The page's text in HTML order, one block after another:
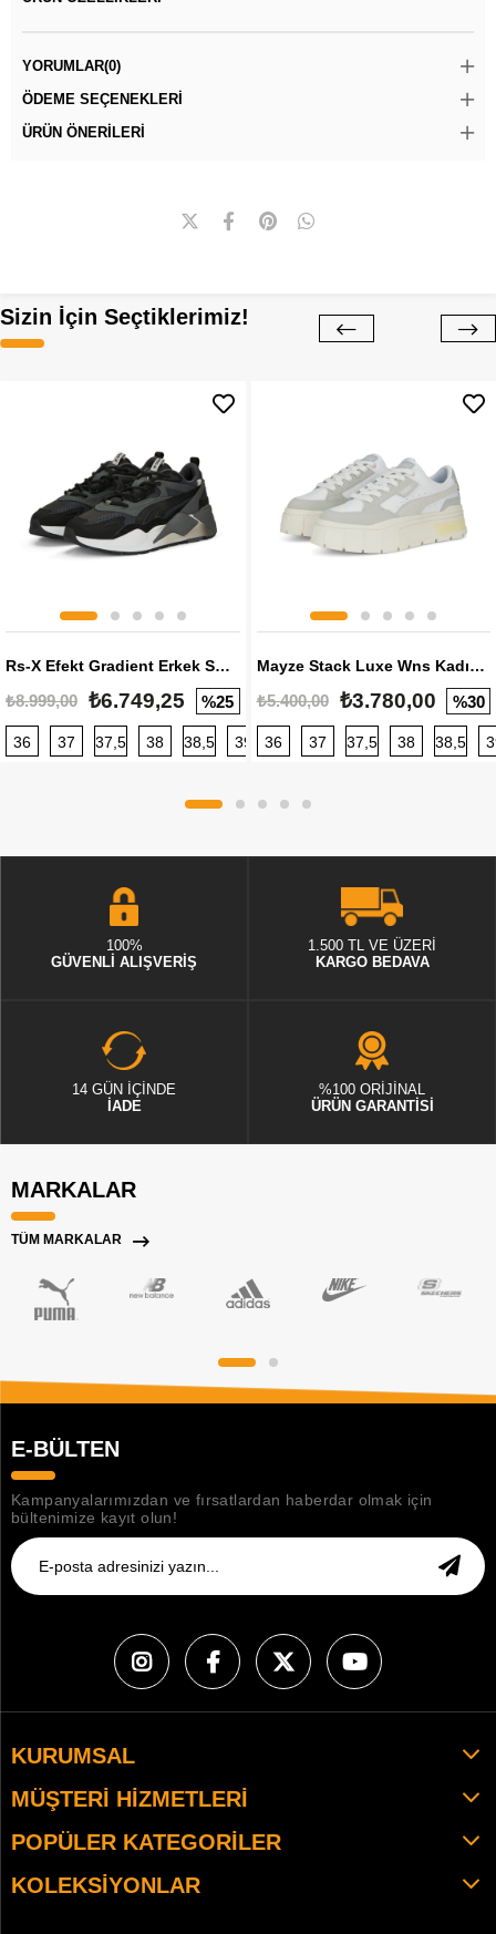
YORUMLAR(0)
ÖDEME SEÇENEKLERI
ÜRÜN ÖNERILERI
Sizin İçin Seçtiklerimiz!
Rs-X Efekt Gradient Erkek Sneaker
₺8.999,00 ₺6.749,25 %25
36 37 37,5 38 38,5 39 40 40,5 41 42 42,5
Mayze Stack Luxe Wns Kadın Sneaker
₺5.400,00 ₺3.780,00 %30
36 37 37,5 38 38,5
100%
GÜVENLİ ALIŞVERİŞ
1.500 TL VE ÜZERİ
KARGO BEDAVA
14 GÜN İÇİNDE
İADE
%100 ORİJİNAL
ÜRÜN GARANTİSİ
MARKALAR
TÜM MARKALAR
E-BÜLTEN
Kampanyalarımızdan ve fırsatlardan haberdar olmak için
bültenimize kayıt olun!
KURUMSAL
MÜŞTERI HIZMETLERI
POPÜLER KATEGORILER
KOLEKSIYONLAR